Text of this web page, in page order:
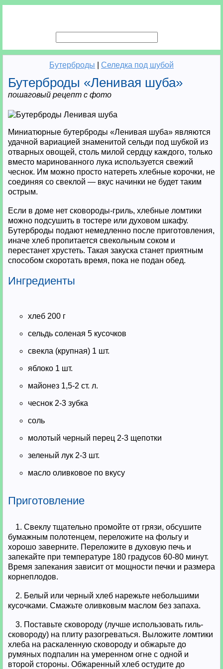
Бутерброды Селедка под шубой
Бутерброды «Ленивая шуба»
пошаговый рецепт с фото
Миниатюрные бутерброды «Ленивая шуба» являются
удачной вариацией знаменитой сельди под шубкой из
отварных овощей, столь милой сердцу каждого, только
вместо маринованного лука используется свежий
чеснок. Им можно просто натереть хлебные корочки, не
соединяя со свеклой — вкус начинки не будет таким
острым.
Если в доме нет сковороды-гриль, хлебные ломтики
можно подсушить в тостере или духовом шкафу.
Бутерброды подают немедленно после приготовления,
иначе хлеб пропитается свекольным соком и
перестанет хрустеть. Такая закуска станет приятным
способом скоротать время, пока не подан обед.
Ингредиенты
хлеб 200 г
сельдь соленая 5 кусочков
свекла (крупная) 1 шт.
яблоко 1 шт.
майонез 1,5-2 ст. л.
чеснок 2-3 зубка
соль
молотый черный перец 2-3 щепотки
зеленый лук 2-3 шт.
масло оливковое по вкусу
Приготовление
1. Свеклу тщательно промойте от грязи, обсушите
бумажным полотенцем, переложите на фольгу и
хорошо заверните. Переложите в духовую печь и
запекайте при температуре 180 градусов 60-80 минут.
Время запекания зависит от мощности печки и размера
корнеплодов.
2. Белый или черный хлеб нарежьте небольшими
кусочками. Смажьте оливковым маслом без запаха.
3. Поставьте сковороду (лучше использовать гиль-
сковороду) на плиту разогреваться. Выложите ломтики
хлеба на раскаленную сковороду и обжарьте до
румяных подпалин на умеренном огне с одной и
второй стороны. Обжаренный хлеб остудите до